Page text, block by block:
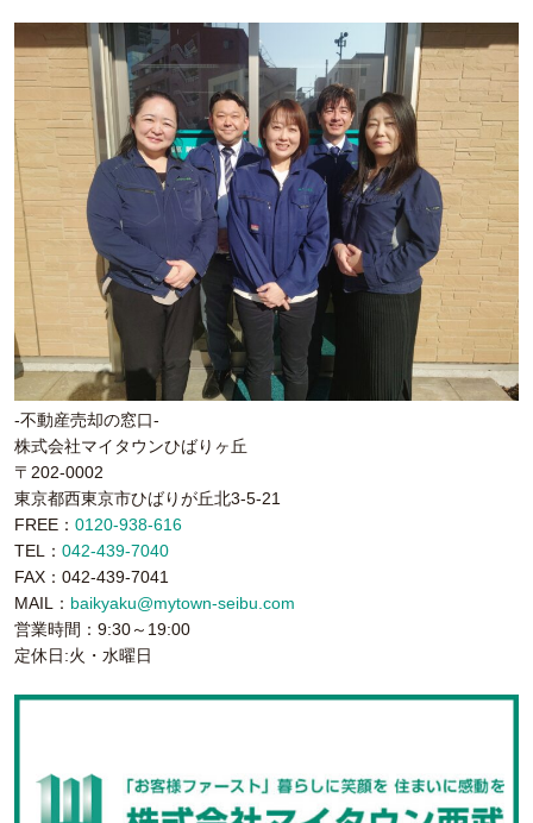
-不動産売却の窓口-
株式会社マイタウンひばりヶ丘
〒202-0002
東京都西東京市ひばりが丘北3-5-21
FREE： 0120-938-616
TEL： 042-439-7040
FAX：042-439-7041
MAIL： baikyaku@mytown-seibu.com
営業時間：9:30～19:00
定休日:火・水曜日